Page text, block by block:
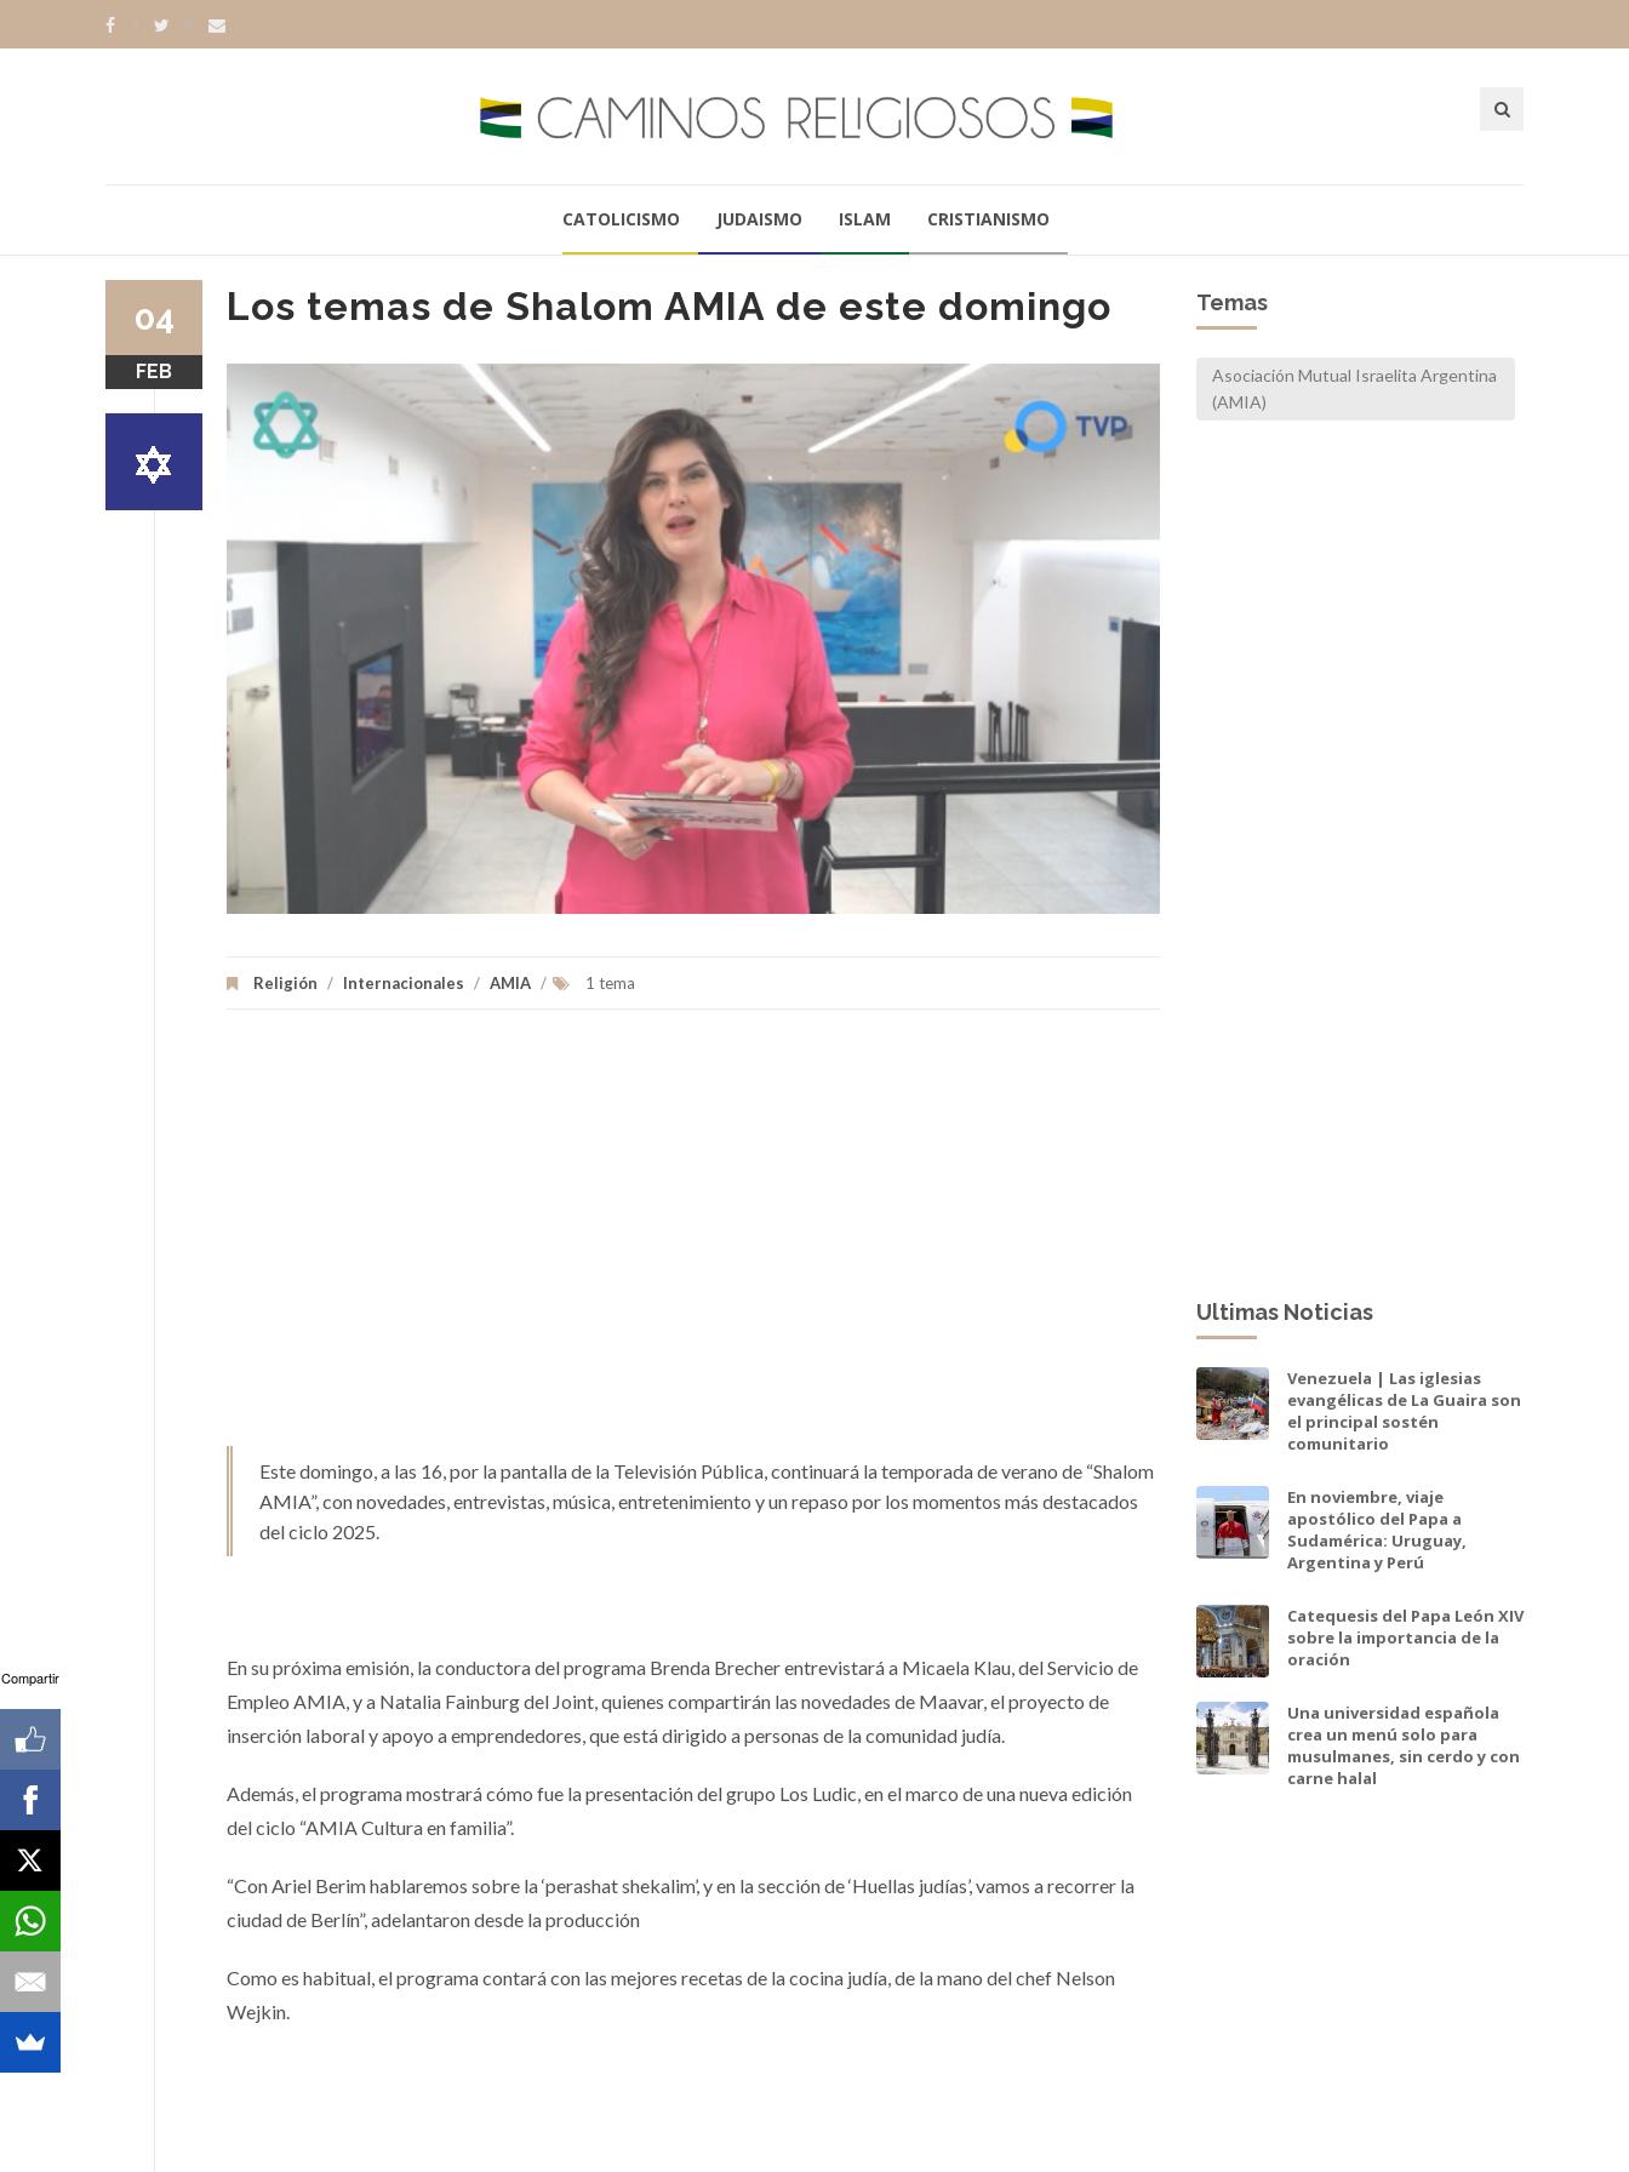
CATOLICISMO JUDAISMO ISLAM CRISTIANISMO
Los temas de Shalom AMIA de este domingo
Religión / Internacionales / AMIA / 1 tema
04
FEB
Este domingo, a las 16, por la pantalla de la Televisión Pública, continuará la temporada de verano de “Shalom
AMIA”, con novedades, entrevistas, música, entretenimiento y un repaso por los momentos más destacados
del ciclo 2025.
En su próxima emisión, la conductora del programa Brenda Brecher entrevistará a Micaela Klau, del Servicio de
Empleo AMIA, y a Natalia Fainburg del Joint, quienes compartirán las novedades de Maavar, el proyecto de
inserción laboral y apoyo a emprendedores, que está dirigido a personas de la comunidad judía.
Además, el programa mostrará cómo fue la presentación del grupo Los Ludic, en el marco de una nueva edición
del ciclo “AMIA Cultura en familia”.
“Con Ariel Berim hablaremos sobre la ‘perashat shekalim’, y en la sección de ‘Huellas judías’, vamos a recorrer la
ciudad de Berlín”, adelantaron desde la producción
Como es habitual, el programa contará con las mejores recetas de la cocina judía, de la mano del chef Nelson
Wejkin.
Temas
Asociación Mutual Israelita Argentina
(AMIA)
Ultimas Noticias
Venezuela | Las iglesias
evangélicas de La Guaira son
el principal sostén
comunitario
En noviembre, viaje
apostólico del Papa a
Sudamérica: Uruguay,
Argentina y Perú
Catequesis del Papa León XIV
sobre la importancia de la
oración
Una universidad española
crea un menú solo para
musulmanes, sin cerdo y con
carne halal
Compartir